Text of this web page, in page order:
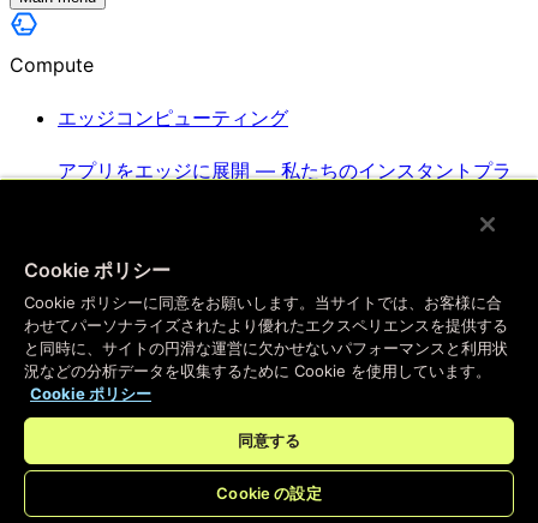
Compute
エッジコンピューティング
アプリをエッジに展開 — 私たちのインスタントプラ
キーバリューストア
最も高速なキーバリューストアでありながら、使い慣
れたデータベースツールと同じくらい簡単に使用でき
Cookie ポリシー
Cookie ポリシーに同意をお願いします。当サイトでは、お客様に合
わせてパーソナライズされたより優れたエクスペリエンスを提供する
と同時に、サイトの円滑な運営に欠かせないパフォーマンスと利用状
況などの分析データを収集するために Cookie を使用しています。
Cookie ポリシー
同意する
Cookie の設定